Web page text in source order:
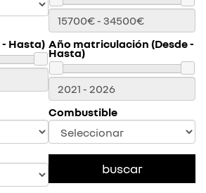
Hasta) Año matriculación (Desde -
Hasta)
Combustible